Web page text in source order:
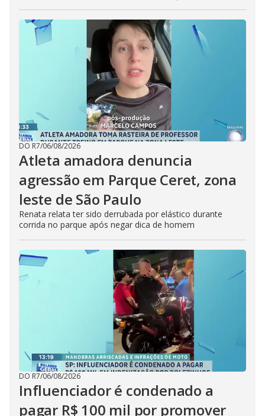
DO R7/06/08/2026
Atleta amadora denuncia
agressão em Parque Ceret, zona
leste de São Paulo
Renata relata ter sido derrubada por elástico durante
corrida no parque após negar dica de homem
DO R7/06/08/2026
Influenciador é condenado a
pagar R$ 100 mil por promover